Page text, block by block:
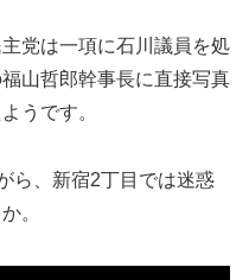
党は一項に石川議員を処
山哲郎幹事長に直接写真
うです。
ら、新宿2丁目では迷惑
。